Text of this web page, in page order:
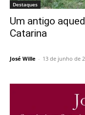
Destaques
Um antigo
Catarina
José Wille - 13 de junho de